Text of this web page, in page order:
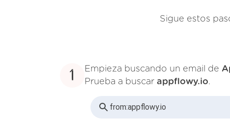
Sigue estos
1 Empieza buscando un email de
Prueba a buscar appflowy.io.
from:appflowy.io